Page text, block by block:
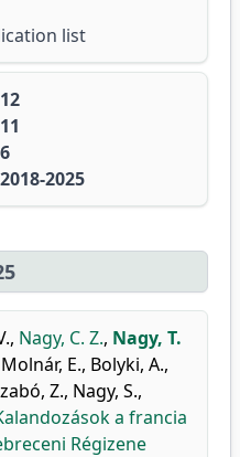
list
12
11
6
2018-2025
, Nagy, C. Z., Nagy, T.
Molnár, E., Bolyki, A.,
Z., Nagy, S.,
a francia
Régizene